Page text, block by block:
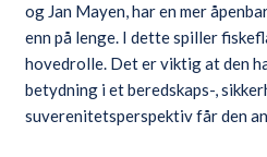
og Jan Mayen, har en mer
enn på lenge. I dette spiller
hovedrolle. Det er viktig at den
betydning i et beredskaps-,
suverenitetsperspektiv får den